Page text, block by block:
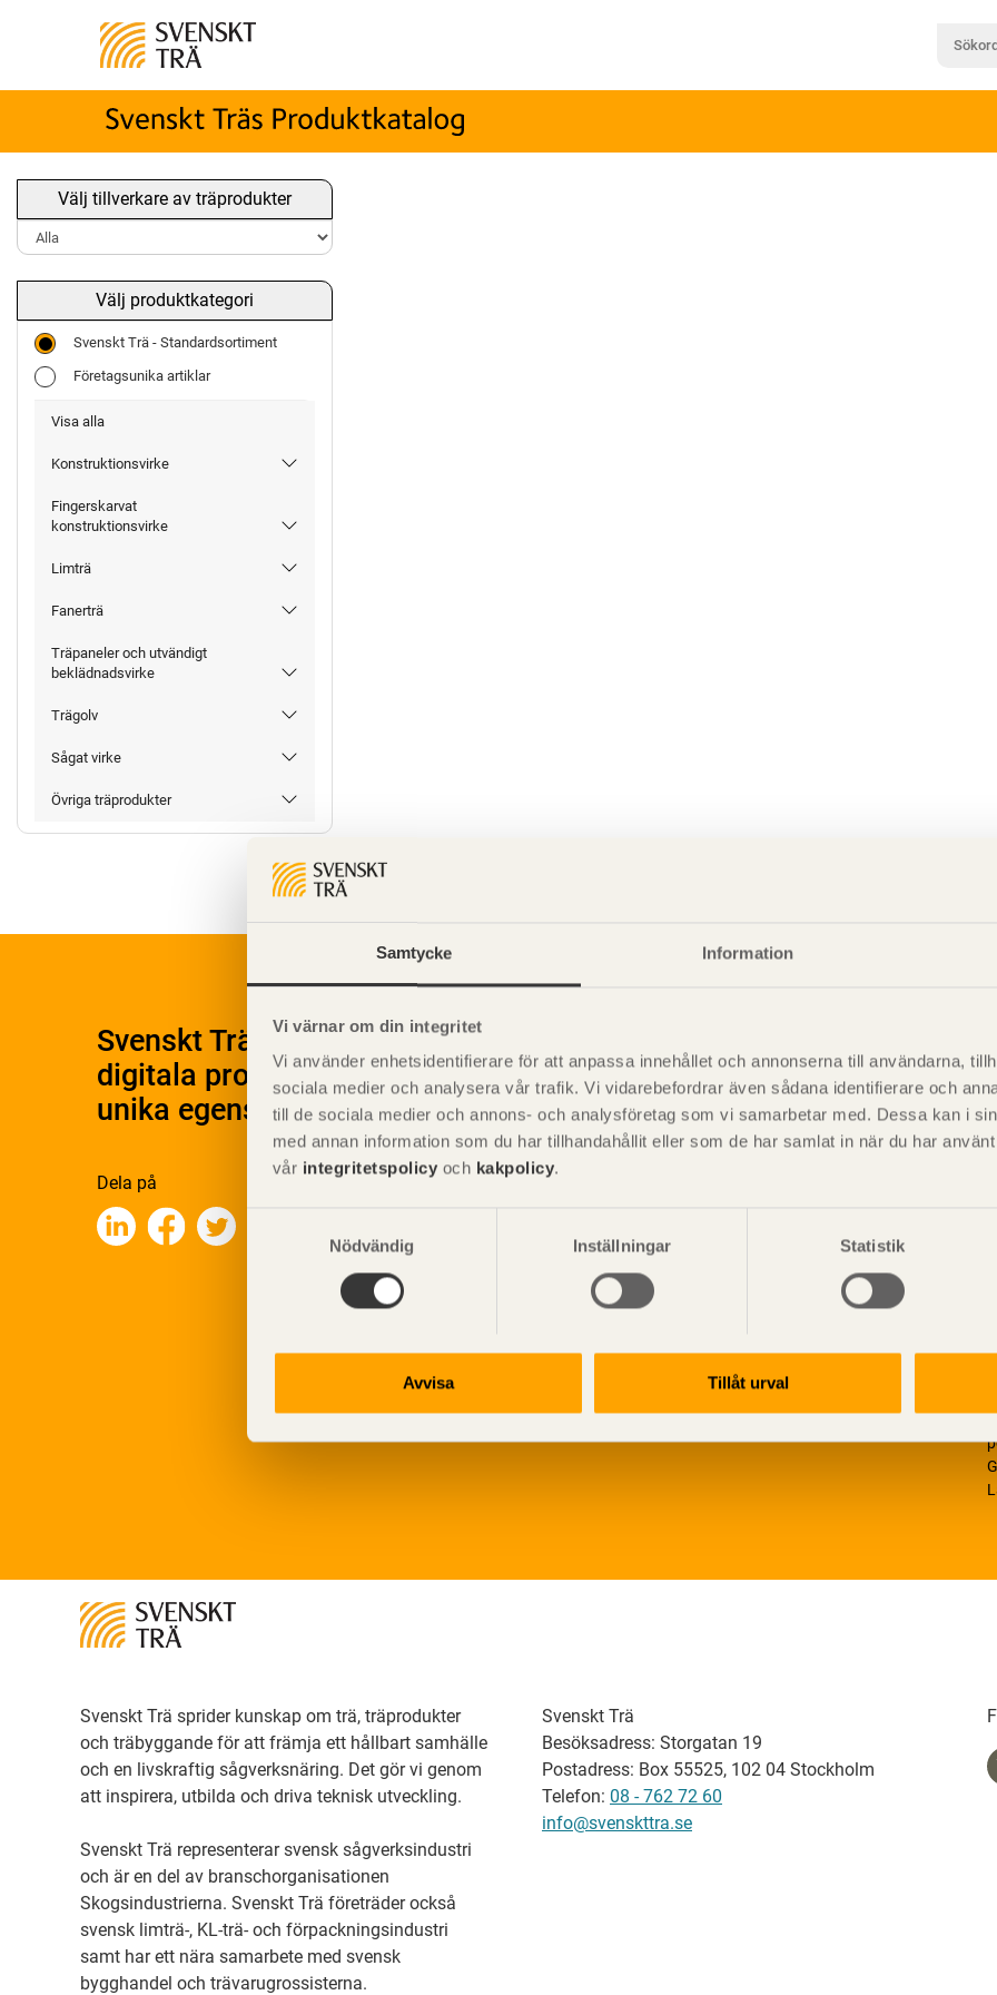
Samtycke Information
Vi värnar om din integritet
Vi använder enhetsidentifierare för att anpassa innehållet och annonserna till användarna,
sociala medier och analysera vår trafik. Vi vidarebefordrar även sådana identifierare och
till de sociala medier och annons- och analysföretag som vi samarbetar med. Dessa kan i
med annan information som du har tillhandahållit eller som de har samlat in när du har
vår integritetspolicy och kakpolicy.
Nödvändig
Inställningar Statistik
Avvisa Tillåt urval
Välj tillverkare av träprodukter
Välj produktkategori
Svenskt Trä - Standardsortiment
Företagsunika artiklar
Visa alla
Konstruktionsvirke
Fingerskarvat
konstruktionsvirke
Limträ
Fanerträ
Träpaneler och utvändigt
beklädnadsvirke
Trägolv
Sågat virke
Övriga träprodukter
Svenskt Träs Produktkatalog är svensk sågverksnärings
digitala produktkatalog för att beskriva träprodukter och deras
unika egenskaper.
Dela på
Svenskt Trä sprider kunskap om trä, träprodukter
och träbyggande för att främja ett hållbart samhälle
och en livskraftig sågverksnäring. Det gör vi genom
att inspirera, utbilda och driva teknisk utveckling.
Svenskt Trä representerar svensk sågverksindustri
och är en del av branschorganisationen
Skogsindustrierna. Svenskt Trä företräder också
svensk limträ-, KL-trä- och förpackningsindustri
samt har ett nära samarbete med svensk
bygghandel och trävarugrossisterna.
Svenskt Trä
Besöksadress: Storgatan 19
Postadress: Box 55525, 102 04 Stockholm
Telefon: 08 - 762 72 60
info@svenskttra.se